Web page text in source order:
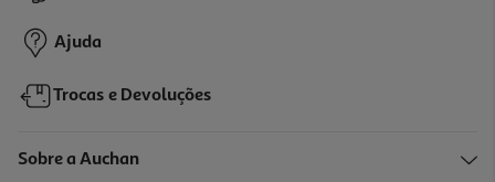
Ajuda
Trocas e Devoluções
Sobre a Auchan